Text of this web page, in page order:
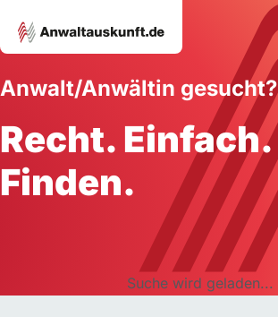
Anwalt/Anwältin gesucht?
Recht. Einfach.
Finden.
Suche wird geladen...